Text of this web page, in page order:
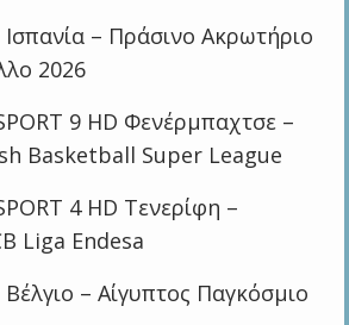
– Πράσινο Ακρωτήριο
2026
9 HD Φενέρμπαχτσε –
Basketball Super League
4 HD Τενερίφη –
Liga Endesa
– Αίγυπτος Παγκόσμιο